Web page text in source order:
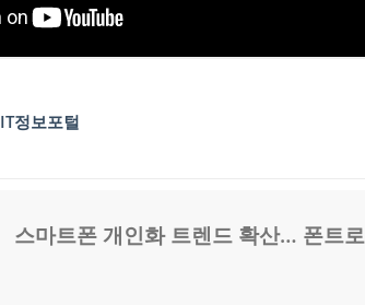
IT정보포털
스마트폰 개인화 트렌드 확산… 폰트